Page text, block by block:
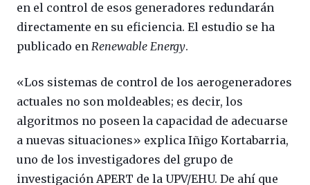
en el control de esos generadores redundarán
directamente en su eficiencia. El estudio se ha
publicado en Renewable Energy.
«Los sistemas de control de los aerogeneradores
actuales no son moldeables; es decir, los
algoritmos no poseen la capacidad de adecuarse
a nuevas situaciones» explica Iñigo Kortabarria,
uno de los investigadores del grupo de
investigación APERT de la UPV/EHU. De ahí que